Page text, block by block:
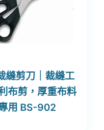
縫剪刀｜裁縫工
布剪，厚重布料
用 BS-902